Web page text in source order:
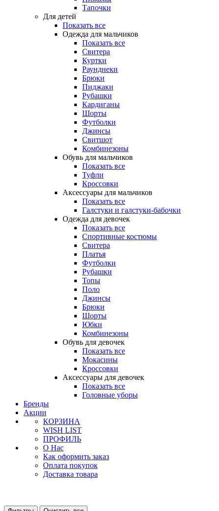
Тапочки
Для детей
Показать все
Одежда для мальчиков
Показать все
Свитера
Куртки
Раунднеки
Брюки
Пиджаки
Рубашки
Кардиганы
Шорты
Футболки
Джинсы
Свитшот
Комбинезоны
Обувь для мальчиков
Показать все
Туфли
Кроссовки
Аксессуары для мальчиков
Показать все
Галстуки и галстуки-бабочки
Одежда для девочек
Показать все
Спортивные костюмы
Свитера
Платья
Футболки
Рубашки
Топы
Поло
Джинсы
Брюки
Шорты
Юбки
Комбинезоны
Обувь для девочек
Показать все
Мокасины
Кроссовки
Аксессуары для девочек
Показать все
Головные уборы
Бренды
Акции
КОРЗИНА
WISH LIST
ПРОФИЛЬ
О Нас
Как оформить заказ
Оплата покупок
Доставка товара